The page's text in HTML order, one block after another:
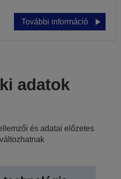
További információ
adatok
és adatai előzetes